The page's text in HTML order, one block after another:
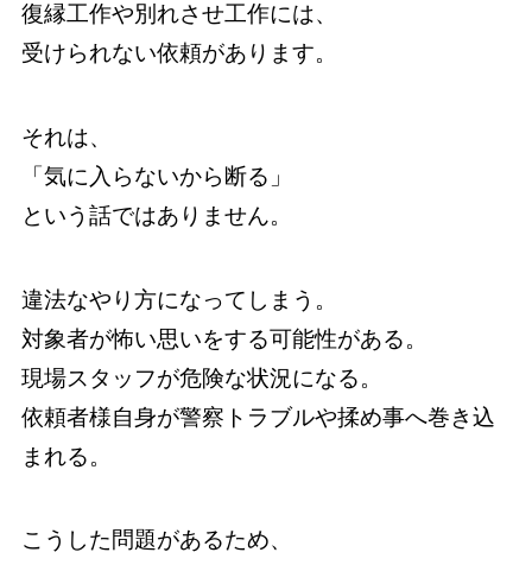
復縁工作や別れさせ工作には、
受けられない依頼があります。
それは、
「気に入らないから断る」
という話ではありません。
違法なやり方になってしまう。
対象者が怖い思いをする可能性がある。
現場スタッフが危険な状況になる。
依頼者様自身が警察トラブルや揉め事へ巻き込
まれる。
こうした問題があるため、